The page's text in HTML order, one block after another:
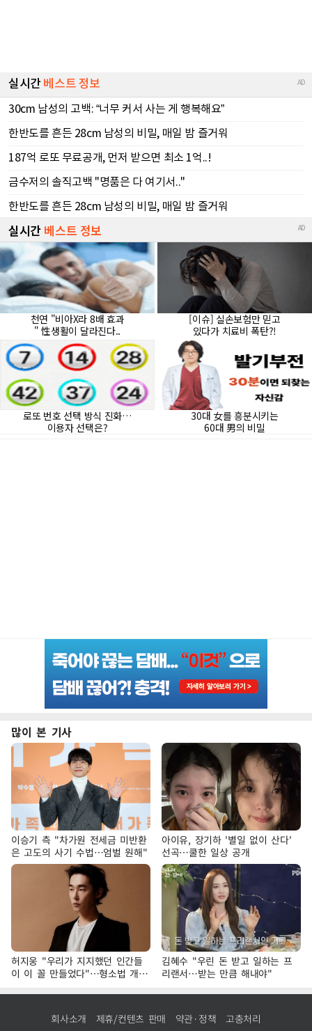
많이 본 기사
이승기 측 "차가원 전세금 미반환
은 고도의 사기 수법…엄벌 원해"
아이유, 장기하 '별일 없이 산다'
선곡…쿨한 일상 공개
허지웅 "우리가 지지했던 인간들
이 이 꼴 만들었다"…형소법 개정
에 격한 반응
김혜수 "우린 돈 받고 일하는 프
리랜서…받는 만큼 해내야"
회사소개 제휴/컨텐츠 판매 약관·정책 고충처리